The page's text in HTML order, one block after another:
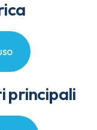
principali